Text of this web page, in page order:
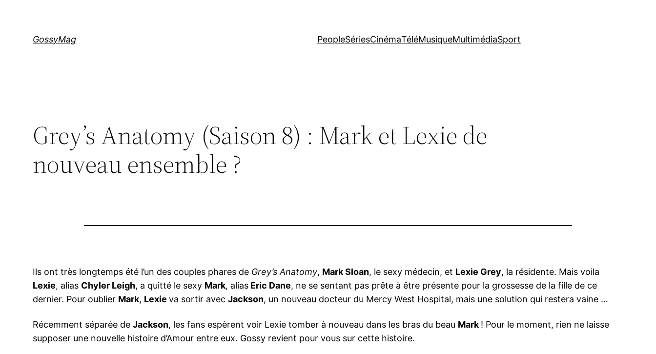
GossyMag PeopleSériesCinémaTéléMusiqueMultimédiaSport
Grey’s Anatomy (Saison 8) : Mark et Lexie de
nouveau ensemble ?
Ils ont très longtemps été l’un des couples phares de Grey’s Anatomy, Mark Sloan, le sexy médecin, et Lexie Grey, la résidente. Mais voila
Lexie, alias Chyler Leigh, a quitté le sexy Mark, alias Eric Dane, ne se sentant pas prête à être présente pour la grossesse de la fille de ce
dernier. Pour oublier Mark, Lexieva sortir avecJackson, un nouveau docteur du Mercy West Hospital, mais une solution qui restera vaine …
Récemment séparée deJackson, les fans espèrent voir Lexie tomber à nouveau dans les bras du beau Mark ! Pour le moment, rien ne laisse
supposer une nouvelle histoire d’Amour entre eux. Gossy revient pour vous sur cette histoire.